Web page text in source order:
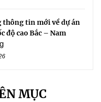
thông tin mới về dự án
độ cao Bắc – Nam
MỤC